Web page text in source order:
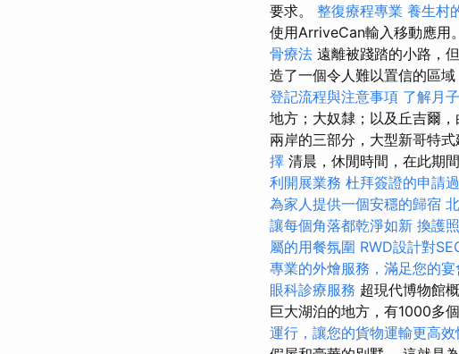
要求。 整復療程專業 養生村
使用ArriveCan輸入移動應用
骨療法 遠離被踐踏的小路，
造了一個令人難以置信的區
登記流程與注意事項 了解月
地方；大奴隸；以及丘吉爾
兩岸的三部分，大型新哥特式
擇 清晨，休閒時間，在此期
利開展業務 杜拜簽證的申請
為家人提供一個安穩的歸宿
讓每個角落都乾淨如新 換護
屬的用餐氛圍 RWD設計對
專業的外燴服務，滿足您的
眼科診療服務 超現代博物館
巨大湖泊的地方，有1000多
運行，讓您的貨物運輸更高效